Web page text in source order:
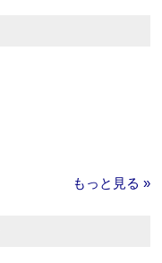
もっと見る »